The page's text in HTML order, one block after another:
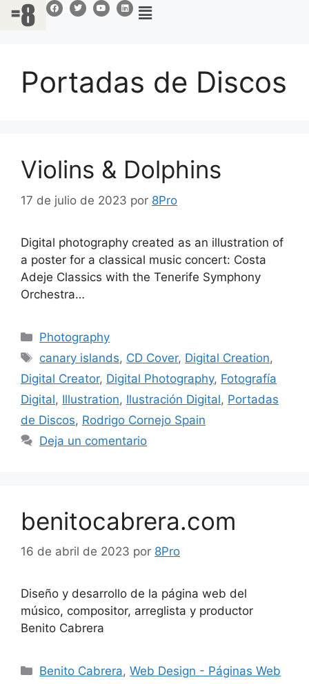
Portadas de Discos
Violins & Dolphins
17 de julio de 2023 por 8Pro
Digital photography created as an illustration of
a poster for a classical music concert: Costa
Adeje Classics with the Tenerife Symphony
Orchestra…
Photography
canary islands, CD Cover, Digital Creation,
Digital Creator, Digital Photography, Fotografía
Digital, Illustration, Ilustración Digital, Portadas
de Discos, Rodrigo Cornejo Spain
Deja un comentario
benitocabrera.com
16 de abril de 2023 por 8Pro
Diseño y desarrollo de la página web del
músico, compositor, arreglista y productor
Benito Cabrera
Benito Cabrera,Web Design - Páginas Web